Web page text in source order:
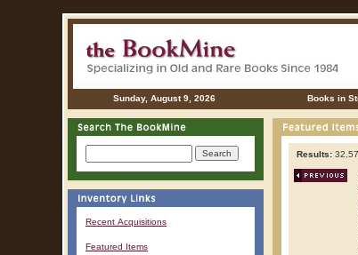
Sunday, August 9, 2026 Books in
Recent Acquisitions
Featured Items
Results: